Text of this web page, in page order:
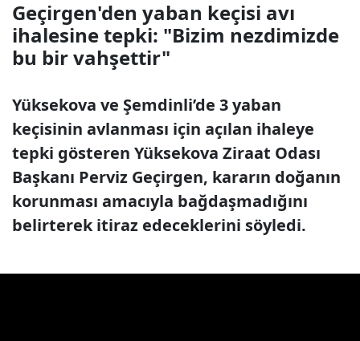
Geçirgen'den yaban keçisi avı
ihalesine tepki: "Bizim nezdimizde
bu bir vahşettir"
Yüksekova ve Şemdinli’de 3 yaban
keçisinin avlanması için açılan ihaleye
tepki gösteren Yüksekova Ziraat Odası
Başkanı Perviz Geçirgen, kararın doğanın
korunması amacıyla bağdaşmadığını
belirterek itiraz edeceklerini söyledi.